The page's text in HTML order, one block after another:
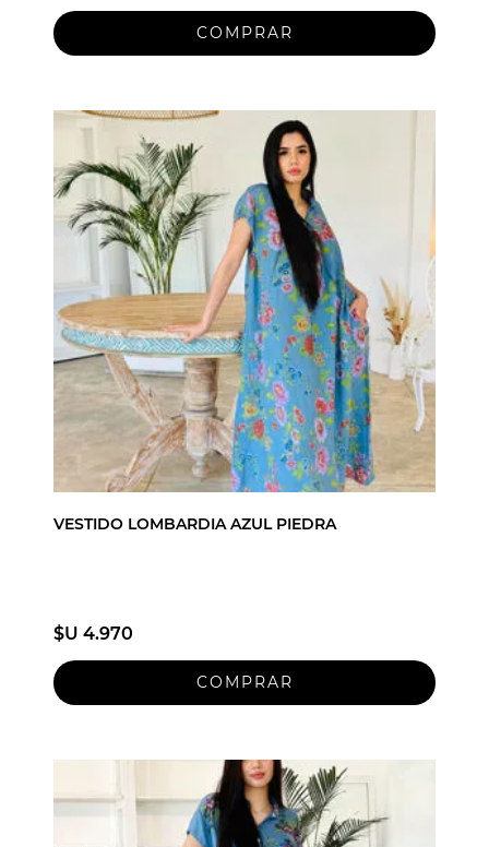
VESTIDO LOMBARDIA AZUL PIEDRA
$U 4.970